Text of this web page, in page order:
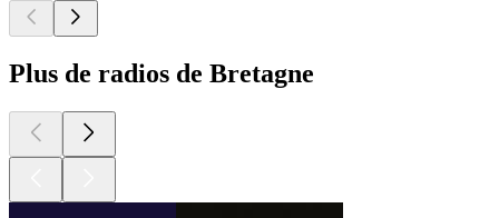
Plus de radios de Bretagne